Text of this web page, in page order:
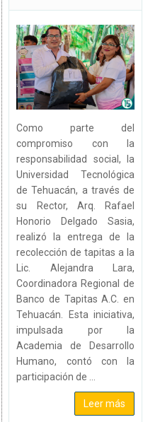
Como parte del
compromiso con la
responsabilidad social, la
Universidad Tecnológica
de Tehuacán, a través de
su Rector, Arq. Rafael
Honorio Delgado Sasia,
realizó la entrega de la
recolección de tapitas a la
Lic. Alejandra Lara,
Coordinadora Regional de
Banco de Tapitas A.C. en
Tehuacán. Esta iniciativa,
impulsada por la
Academia de Desarrollo
Humano, contó con la
participación de ...
Leer más